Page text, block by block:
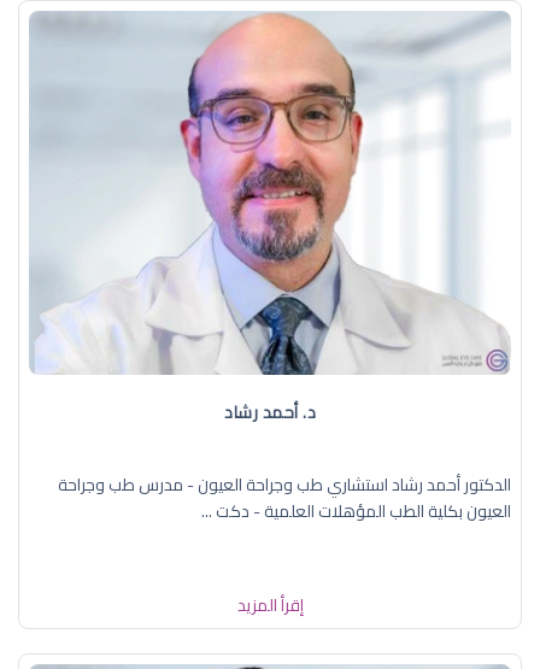
د. ‏أحمد رشاد
الدكتور أحمد رشاد استشاري طب وجراحة العيون - مدرس طب وجراحة
العيون بكلية الطب المؤهلات العلمية - دكت ...
إقرأ المزيد